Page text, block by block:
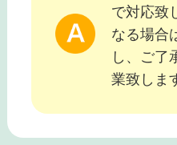
で対応致
なる場合
し、ご了
業致しま